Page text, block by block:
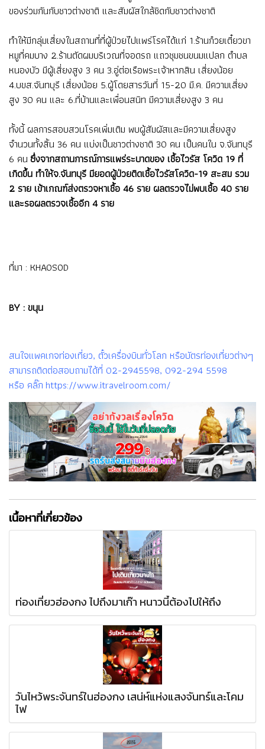
ของร่วมกันกับชาวต่างชาติ และสัมผัสใกล้ชิดกับชาวต่างชาติ
ทำให้มีกลุ่มเสี่ยงในสถานที่ที่ผู้ป่วยไปแพร่โรคได้แก่ 1.ร้านก๋วยเตี๋ยวขา
หมูที่คมบาง 2.ร้านตัดผมบริเวณที่จอดรถ แถวชุมชนขนมแปลก ตำบล
หนองบัว มีผู้เสี่ยงสูง 3 คน 3.อู่ต่อเรือพระเจ้าหากสิน เสี่ยงน้อย
4.บขส.จันทบุรี เสี่ยงน้อย 5.ผู้โดยสารวันที่ 15-20 มี.ค. มีความเสี่ยง
สูง 30 คน และ 6.ที่บ้านและเพื่อนสนิท มีความเสี่ยงสูง 3 คน
ทั้งนี้ ผลการสอบสวนโรคเพิ่มเติม พบผู้สัมผัสและมีความเสี่ยงสูง
จำนวนทั้งสิ้น 36 คน แบ่งเป็นชาวต่างชาติ 30 คน เป็นคนใน จ.จันทบุรี
6 คนซึ่งจากสถานการณ์การแพร่ระบาดของ เชื้อไวรัส โควิด 19 ที่
เกิดขึ้น ทำให้จ.จันทบุรี มียอดผู้ป่วยติดเชื้อไวรัสโควิด-19 สะสม รวม
2 ราย เข้าเกณฑ์ส่งตรวจหาเชื้อ 46 ราย ผลตรวจไม่พบเชื้อ 40 ราย
และรอผลตรวจเชื้ออีก 4 ราย
ที่มา : KHAOSOD
BY : ขนุน
สนใจแพคเกจท่องเที่ยว, ตั๋วเครื่องบินทั่วโลก หรือบัตรท่องเที่ยวต่างๆ
สามารถติดต่อสอบถามได้ที่ 02-2945598, 092-294 5598
หรือ คลิ๊ก https://www.itravelroom.com/
เนื้อหาที่เกี่ยวข้อง
ท่องเที่ยวฮ่องกง ไปถึงมาเก๊า หนาวนี้ต้องไปให้ถึง
วันไหว้พระจันทร์ในฮ่องกง เสน่ห์แห่งแสงจันทร์และโคม
ไฟ